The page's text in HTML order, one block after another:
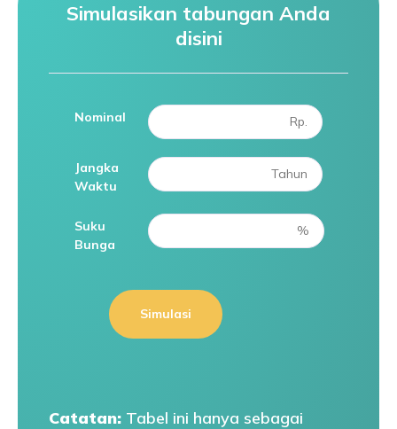
Simulasikan tabungan Anda
disini
Nominal
Jangka
Waktu
Suku
Bunga
Simulasi
Catatan: Tabel ini hanya sebagai